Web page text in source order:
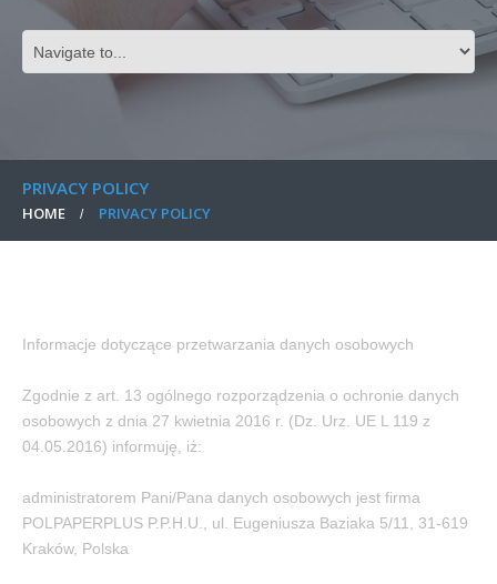
PRIVACY POLICY
HOME PRIVACY POLICY
Informacje dotyczące przetwarzania danych osobowych
Zgodnie z art. 13 ogólnego rozporządzenia o ochronie danych
osobowych z dnia 27 kwietnia 2016 r. (Dz. Urz. UE L 119 z
04.05.2016) informuję, iż:
administratorem Pani/Pana danych osobowych jest firma
POLPAPERPLUS P.P.H.U., ul. Eugeniusza Baziaka 5/11, 31-619
Kraków, Polska